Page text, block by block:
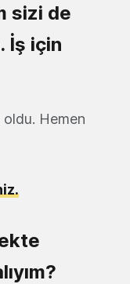
sizi de
İş için
oldu. Hemen